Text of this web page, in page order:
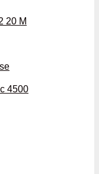
20 M
4500